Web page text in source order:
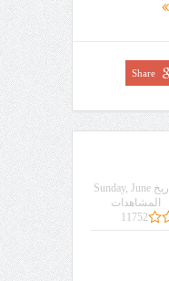
Share
Sunday, June
المشاهدات
11752